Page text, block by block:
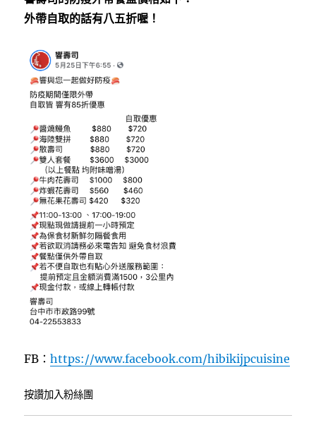
外帶自取的話有八五折喔！
FB：https://www.facebook.com/hibikijpcuisine
按讚加入粉絲團